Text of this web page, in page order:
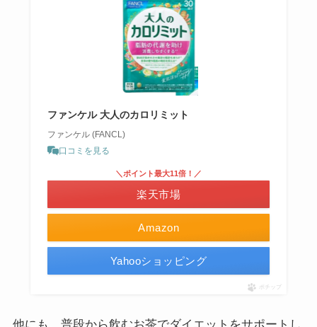
ファンケル 大人のカロリミット
ファンケル (FANCL)
口コミを見る
Amazon
＼ポイント最大11倍！／
楽天市場
Yahooショッピング
ポチップ